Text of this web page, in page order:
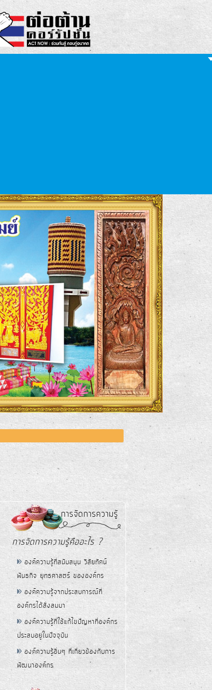
การจัดการความรู้
การจัดการความรู้คืออะไร ?
องค์ความรู้ที่สนับสนุน วิสัยทัศน์
พันธกิจ ยุทธศาสตร์ ขององค์กร
องค์ความรู้จากประสบการณ์ที่
องค์กรได้สั่งสมมา
องค์ความรู้ที่ใช้แก้ไขปัญหาที่องค์กร
ประสบอยู่ในปัจจุบัน
องค์ความรู้อื่นๆ ที่เกี่ยวข้องกับการ
พัฒนาองค์กร